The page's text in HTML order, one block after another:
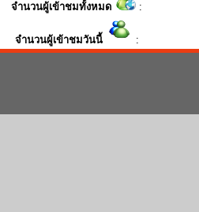
จำนวนผู้เข้าชมทั้งหมด :
จำนวนผู้เข้าชมวันนี้ :